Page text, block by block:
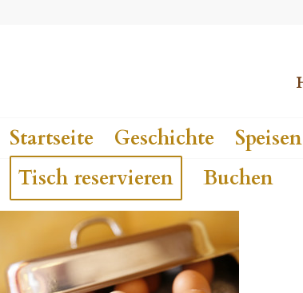
Startseite Geschichte Speisen
Tisch reservieren
Buchen